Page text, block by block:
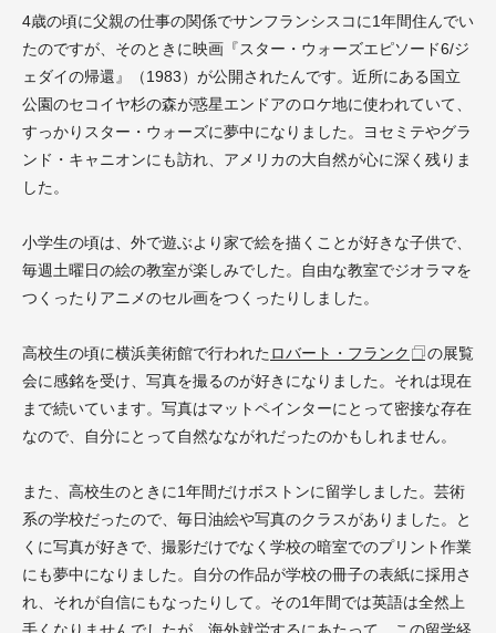
4歳の頃に父親の仕事の関係でサンフランシスコに1年間住んでい
たのですが、そのときに映画『スター・ウォーズエピソード6/ジ
ェダイの帰還』（1983）が公開されたんです。近所にある国立
公園のセコイヤ杉の森が惑星エンドアのロケ地に使われていて、
すっかりスター・ウォーズに夢中になりました。ヨセミテやグラ
ンド・キャニオンにも訪れ、アメリカの大自然が心に深く残りま
した。
小学生の頃は、外で遊ぶより家で絵を描くことが好きな子供で、
毎週土曜日の絵の教室が楽しみでした。自由な教室でジオラマを
つくったりアニメのセル画をつくったりしました。
高校生の頃に横浜美術館で行われた ロバート・フランク
の展覧
会に感銘を受け、写真を撮るのが好きになりました。それは現在
まで続いています。写真はマットペインターにとって密接な存在
なので、自分にとって自然なながれだったのかもしれません。
また、高校生のときに1年間だけボストンに留学しました。芸術
系の学校だったので、毎日油絵や写真のクラスがありました。と
くに写真が好きで、撮影だけでなく学校の暗室でのプリント作業
にも夢中になりました。自分の作品が学校の冊子の表紙に採用さ
れ、それが自信にもなったりして。その1年間では英語は全然上
手くなりませんでしたが、海外就労するにあたって、この留学経